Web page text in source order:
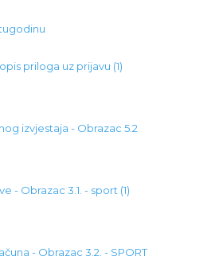
priloga uz prijavu (1)
izvjestaja - Obrazac 5.2
- Obrazac 3.1. - sport (1)
- Obrazac 3.2. - SPORT